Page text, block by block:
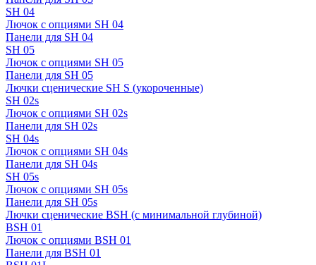
SH 04
Лючок с опциями SH 04
Панели для SH 04
SH 05
Лючок с опциями SH 05
Панели для SH 05
Лючки сценические SH S (укороченные)
SH 02s
Лючок с опциями SH 02s
Панели для SH 02s
SH 04s
Лючок с опциями SH 04s
Панели для SH 04s
SH 05s
Лючок с опциями SH 05s
Панели для SH 05s
Лючки сценические BSH (с минимальной глубиной)
BSH 01
Лючок с опциями BSH 01
Панели для BSH 01